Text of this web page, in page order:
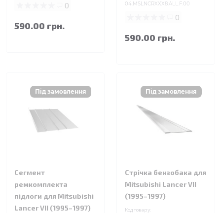
0
590.00 грн.
04.MSLNCRXXX8.ALL.F.00
0
590.00 грн.
Сегмент
ремкомплекта
підлоги для Mitsubishi
Lancer VII (1995–1997)
Стрічка бензобака для
Mitsubishi Lancer VII
(1995–1997)
Код товару: